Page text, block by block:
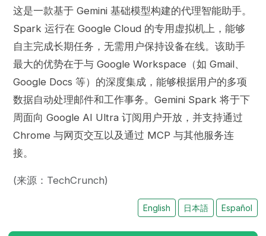
这是一款基于 Gemini 基础模型构建的代理智能助手。
Spark 运行在 Google Cloud 的专用虚拟机上，能够
自主完成长期任务，无需用户保持设备在线。该助手
最大的优势在于与 Google Workspace（如 Gmail、
Google Docs 等）的深度集成，能够根据用户的多项
数据自动处理邮件和工作事务。Gemini Spark 将于下
周面向 Google AI Ultra 订阅用户开放，并支持通过
Chrome 与网页交互以及通过 MCP 与其他服务连
接。
(来源：TechCrunch)
English 日本語 Español